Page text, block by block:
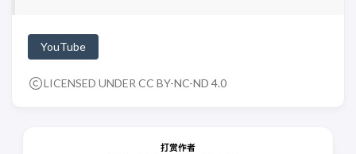
YouTube
LICENSED UNDER CC BY-NC-ND 4.0
打赏作者